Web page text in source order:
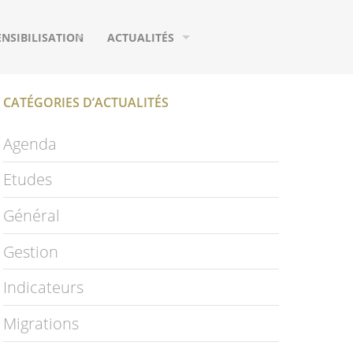
ACTUALITÉS
MIGRATIONS
CATÉGORIES D’ACTUALITÉS
Agenda
Etudes
Général
Gestion
Indicateurs
Migrations